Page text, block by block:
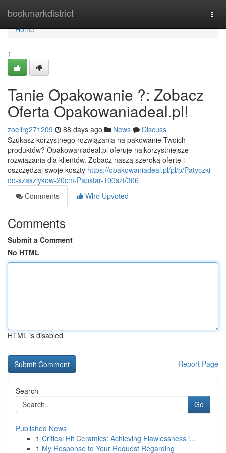
bookmarkdistrict
Home
Home
1
Tanie Opakowanie ?: Zobacz
Oferta Opakowaniadeal.pl!
zoellrg271209 88 days ago News
Discuss
Szukasz korzystnego rozwiązania na pakowanie Twoich
produktów? Opakowaniadeal.pl oferuje najkorzystniejsze
rozwiązania dla klientów. Zobacz naszą szeroką ofertę i
oszczędzaj swoje koszty https://opakowaniadeal.pl/pl/p/Patyczki-
do-szaszlykow-20cm-Papstar-100szt/306
Comments
Who Upvoted
Comments
Submit a Comment
No HTML
HTML is disabled
Report Page
Search
Go
Published News
1 Critical Hit Ceramics: Achieving Flawlessness i...
1 My Response to Your Request Regarding